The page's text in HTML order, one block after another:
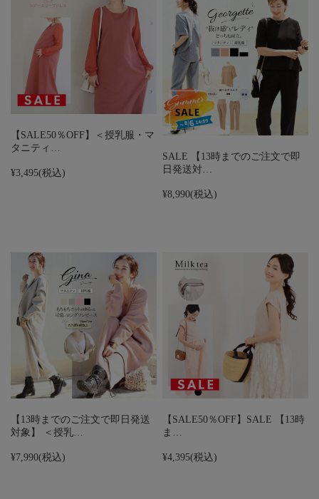
【SALE50％OFF】＜授乳服・マ
タニティ…
¥3,495(税込)
SALE 【13時までのご注文で即
日発送対…
¥8,990(税込)
【13時までのご注文で即日発送
対象】 ＜授乳…
¥7,990(税込)
【SALE50％OFF】SALE 【13時
ま…
¥4,395(税込)